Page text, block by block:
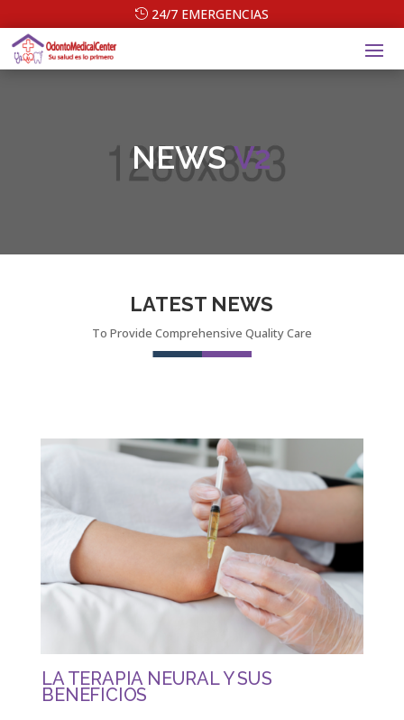
24/7 EMERGENCIAS
NEWSV2
LATEST NEWS
To Provide Comprehensive Quality Care
LA TERAPIA NEURAL Y SUS
BENEFICIOS